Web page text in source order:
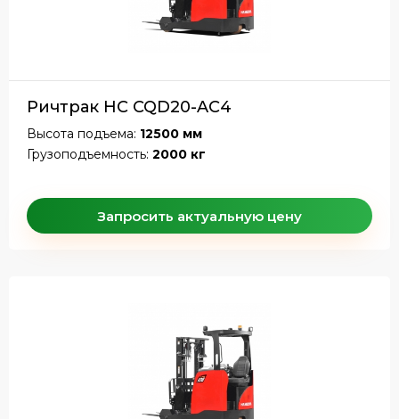
Ричтрак HC CQD20-AC4
Высота подъема: 12500 мм
Грузоподъемность: 2000 кг
Запросить актуальную цену